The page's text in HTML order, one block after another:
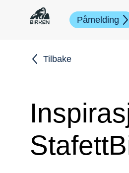
Påmelding
Tilbake